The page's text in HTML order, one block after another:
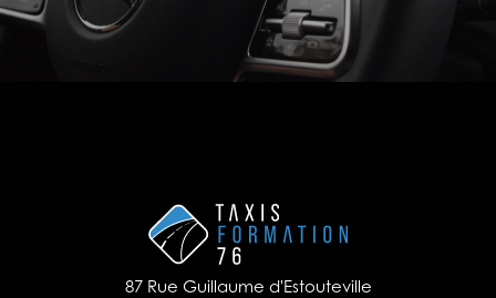
87 Rue Guillaume d'Estouteville